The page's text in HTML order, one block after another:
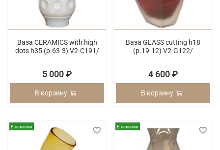
Ваза CERAMICS with high
dots h35 (p.63-3) V2-C191/
5 000 ₽
В корзину
Ваза GLASS cutting h18
(p.19-12) V2-G122/
4 600 ₽
В корзину
В наличии В наличии